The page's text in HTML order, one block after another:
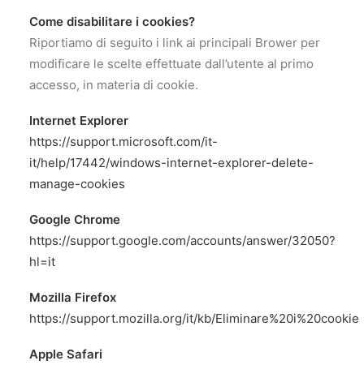
Come disabilitare i cookies?
Riportiamo di seguito i link ai principali Brower per
modificare le scelte effettuate dall’utente al primo
accesso, in materia di cookie.
Internet Explorer
https://support.microsoft.com/it-
it/help/17442/windows-internet-explorer-delete-
manage-cookies
Google Chrome
https://support.google.com/accounts/answer/32050?
hl=it
Mozilla Firefox
https://support.mozilla.org/it/kb/Eliminare%20i%20cookie
Apple Safari